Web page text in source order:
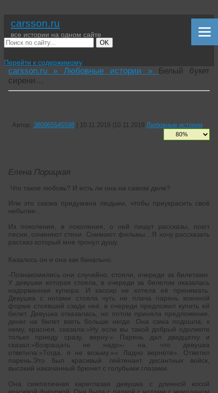
carsson.ru
все истории на одном сайте
OK
Перейти к содержимому
carsson.ru »Любовные истории »
Белый букет
сирени…
Автор: 380965545598 | 10.11.2019 | 10.11.2019 Любовные истории
Елена Порицкая
Что такое любовь? И есть ли она на самом деле?
Или это сказка придумана людьми, чтобы приукрасить своё
небытие…
Из поколения, в поколения, о ней пишут рассказы, поют
песни, сочиняют стихи. Снимают фильмы…Я хочу рассказать
рассказ который мне тронул душу.
Казалось он и она как банально:
-Познакомились они случайно, стояли, очереди за билетами.
У девушки которая стояла, в очереди за билетом оказалась
надорванная купюра. И кассир не хотела её принимать.
Девушка с нотами стояла чуть не плача парень военной
форме стоявший сзади неё, в очереди предложил купить ей
билет. Девушка отказалась, но потом приняла предложение,
денег на билет взять больше негде. Она сама подошла, к
нему, краснея, сказала:»Ну если вы такой добрый одолжите
только приеду сразу, верну.» Парень дал двадцатку и
сказал:»Возращать не надо»- на, что девушка
ответила:»Тогда, я не возьму.»» Ладно вернёте». Ответил
парень.Это был красивый лейтенант десантных войск,
высокий накачанный брюнет с голубыми глазами.
Она симпатичная кареглазая девушка с длинной косой
красивой фигуркой. Она была с папкой с нотами с чемоданом